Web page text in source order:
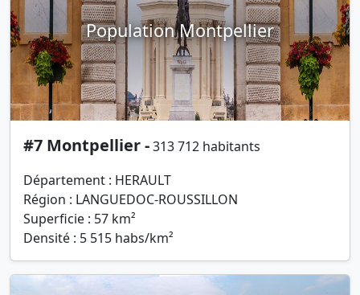
Population Montpellier
#7 Montpellier -313 712 habitants
Département : HERAULT
Région : LANGUEDOC-ROUSSILLON
Superficie : 57 km²
Densité : 5 515 habs/km²